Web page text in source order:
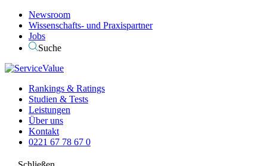
Newsroom
Wissenschafts- und Praxispartner
Jobs
Suche
Rankings & Ratings
Studien & Tests
Leistungen
Über uns
Kontakt
0221 67 78 67 0